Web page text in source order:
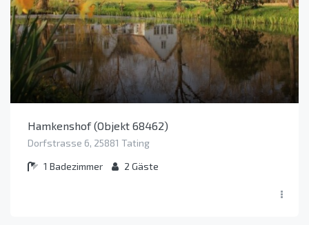
Hamkenshof (Objekt 68462)
Dorfstrasse 6, 25881 Tating
1 Badezimmer 2 Gäste